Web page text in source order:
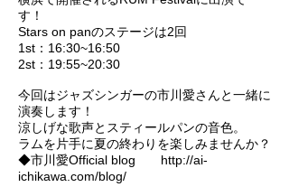
す！
Stars on panのステージは2回
1st：16:30~16:50
2st：19:55~20:30
今回はジャズシンガーの市川愛さんと一緒に
演奏します！
涼しげな歌声とスティールパンの音色。
ラムを片手に夏の終わりを楽しみませんか？
◆市川愛Official blog http://ai-
ichikawa.com/blog/